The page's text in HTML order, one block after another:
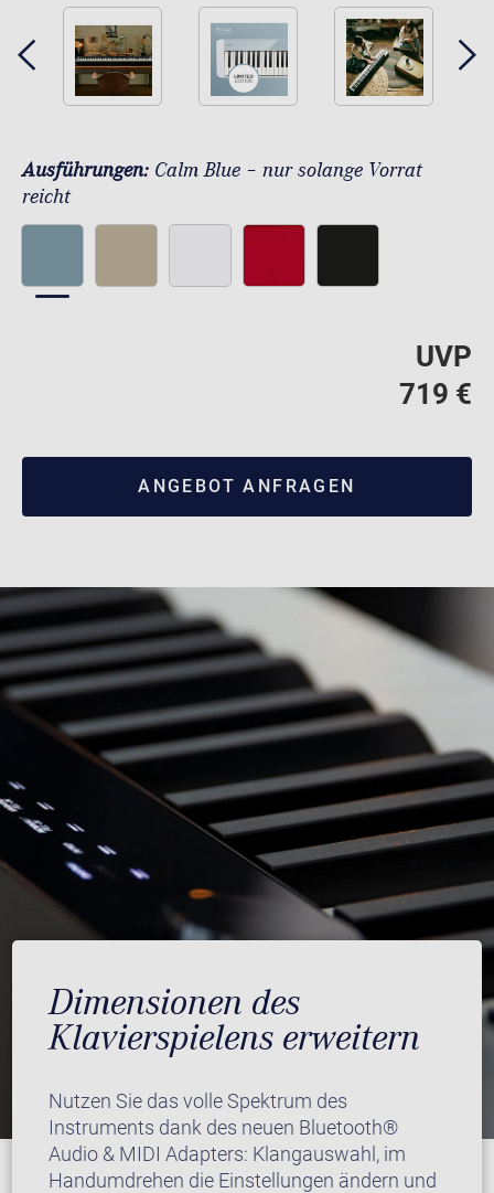
Ausführungen: Calm Blue – nur solange Vorrat
reicht
UVP
719 €
ANGEBOT ANFRAGEN
Dimensionen des
Klavierspielens erweitern
Nutzen Sie das volle Spektrum des
Instruments dank des neuen Bluetooth®
Audio & MIDI Adapters: Klangauswahl, im
Handumdrehen die Einstellungen ändern und